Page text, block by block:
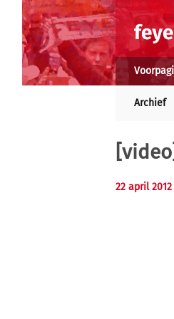
Archief
22 april 2012